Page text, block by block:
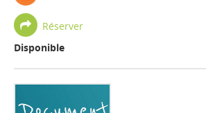
Réserver
Disponible